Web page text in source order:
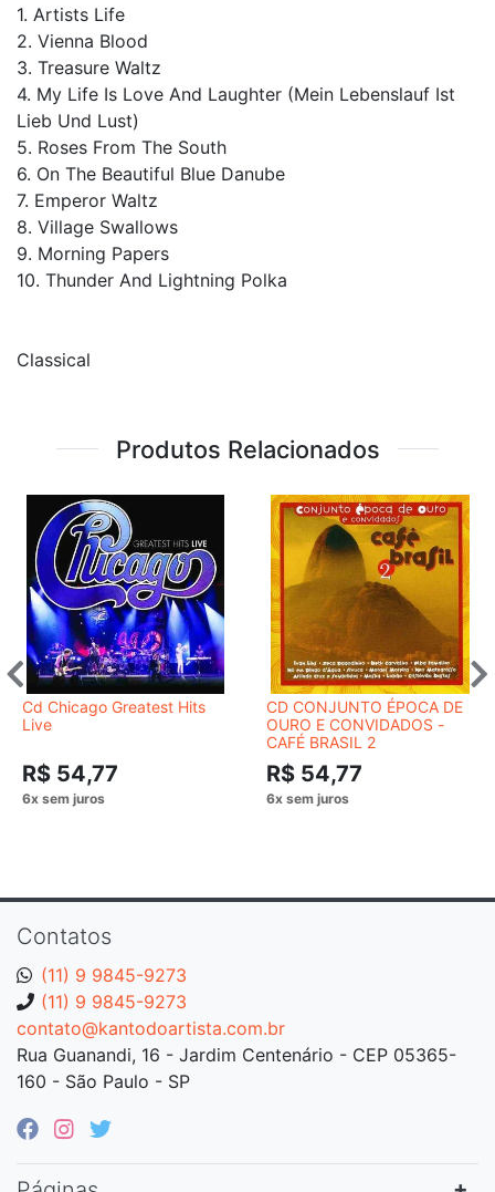
1. Artists Life
2. Vienna Blood
3. Treasure Waltz
4. My Life Is Love And Laughter (Mein Lebenslauf Ist
Lieb Und Lust)
5. Roses From The South
6. On The Beautiful Blue Danube
7. Emperor Waltz
8. Village Swallows
9. Morning Papers
10. Thunder And Lightning Polka
Classical
Produtos Relacionados
Cd Chicago Greatest Hits
Live
R$ 54,77
CD CONJUNTO ÉPOCA DE
OURO E CONVIDADOS ‎-
CAFÉ BRASIL 2
R$ 54,77
Contatos
(11) 9 9845-9273
(11) 9 9845-9273
contato@kantodoartista.com.br
Rua Guanandi, 16 - Jardim Centenário - CEP 05365-
160 - São Paulo - SP